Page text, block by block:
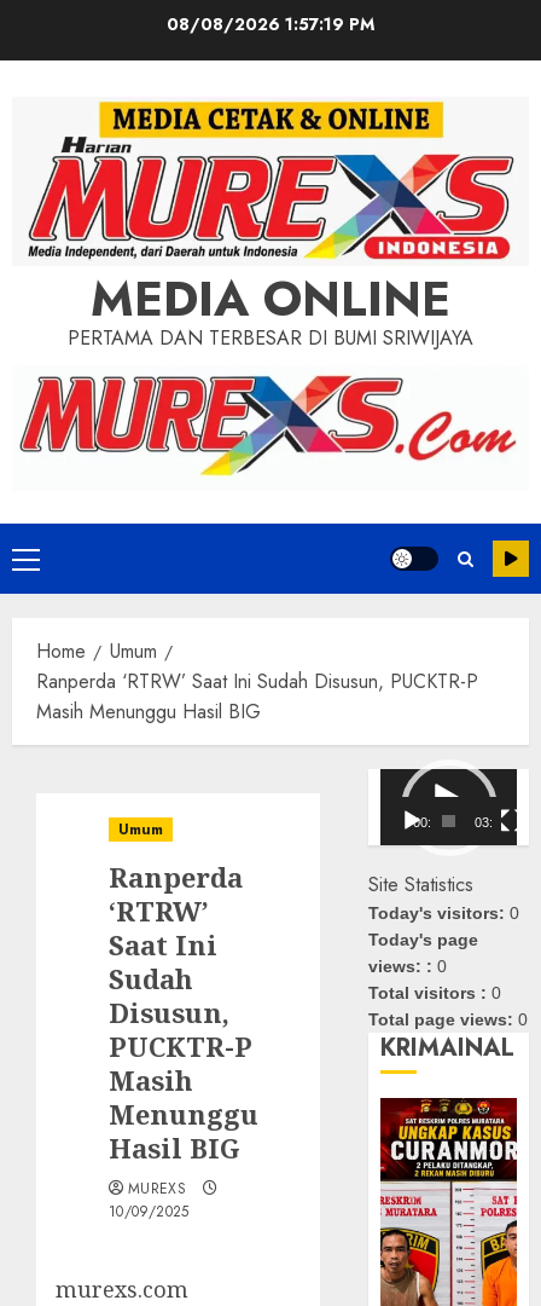
08/08/2026 1:57:20 PM
MEDIA ONLINE
PERTAMA DAN TERBESAR DI BUMI SRIWIJAYA
Primary
Menu
Home
Umum
Ranperda ‘RTRW’ Saat Ini Sudah Disusun, PUCKTR-P
Masih Menunggu Hasil BIG
Umum
Ranperda
‘RTRW’
Saat Ini
Sudah
Disusun,
PUCKTR-P
Masih
Menunggu
Hasil BIG
MUREXS
10/09/2025
murexs.com
Pemutar
Video
00:00 03:08
Site Statistics
Today's visitors:0
Today's page
views: :0
Total visitors :0
Total page views:0
KRIMAINAL